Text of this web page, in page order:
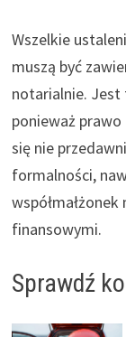
Wszelkie
muszą być
notarialnie. Jest
ponieważ
się nie
formalności,
finansowymi.
Sprawdź